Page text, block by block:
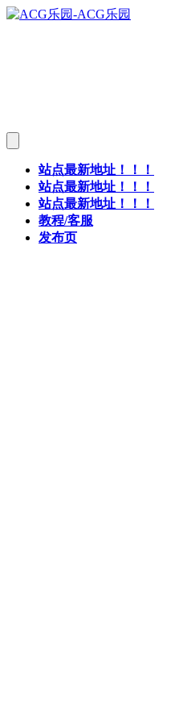
站点最新地址！！！
站点最新地址！！！
站点最新地址！！！
教程/客服
发布页